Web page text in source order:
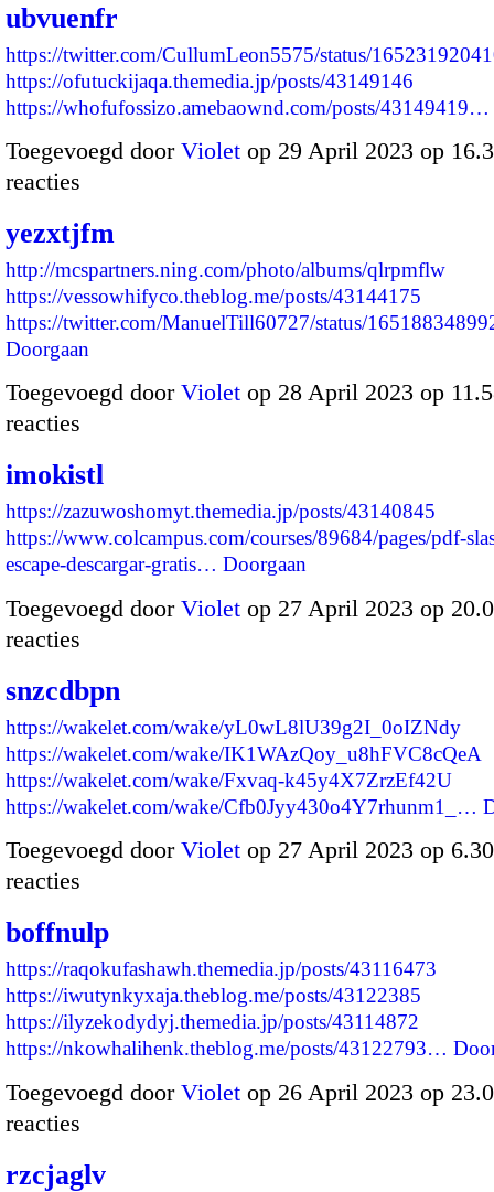
ubvuenfr
https://twitter.com/CullumLeon5575/status/
https://ofutuckijaqa.themedia.jp/posts/43149146
https://whofufossizo.amebaownd.com/posts/43149419…
Toegevoegd door Violet op 29 April 2023 op
reacties
yezxtjfm
http://mcspartners.ning.com/photo/albums/qlrpmflw
https://vessowhifyco.theblog.me/posts/43144175
https://twitter.com/ManuelTill60727/status/
Doorgaan
Toegevoegd door Violet op 28 April 2023 op
reacties
imokistl
https://zazuwoshomyt.themedia.jp/posts/43140845
https://www.colcampus.com/courses/89684/pages/pdf-
escape-descargar-gratis… Doorgaan
Toegevoegd door Violet op 27 April 2023 op
reacties
snzcdbpn
https://wakelet.com/wake/yL0wL8lU39g2I_0oIZNdy
https://wakelet.com/wake/IK1WAzQoy_u8hFVC8cQeA
https://wakelet.com/wake/Fxvaq-k45y4X7ZrzEf42U
https://wakelet.com/wake/Cfb0Jyy430o4Y7rhunm1_…
Toegevoegd door Violet op 27 April 2023 op
reacties
boffnulp
https://raqokufashawh.themedia.jp/posts/43116473
https://iwutynkyxaja.theblog.me/posts/43122385
https://ilyzekodydyj.themedia.jp/posts/43114872
https://nkowhalihenk.theblog.me/posts/43122793…
Toegevoegd door Violet op 26 April 2023 op
reacties
rzcjaglv